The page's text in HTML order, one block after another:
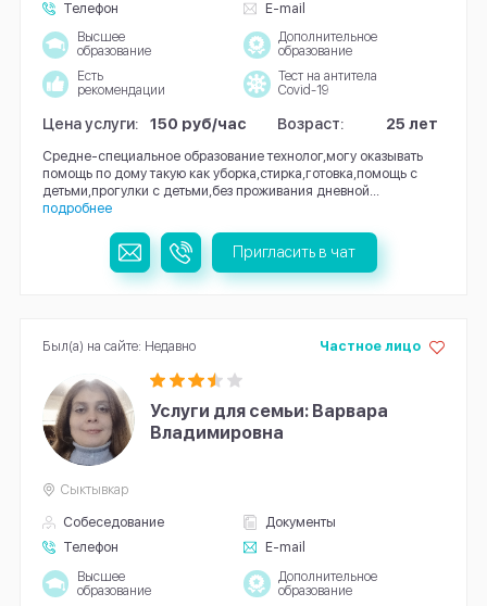
Телефон
E-mail
Высшее
образование
Дополнительное
образование
Есть
рекомендации
Тест на антитела
Covid-19
Цена услуги: 150 руб/час Возраст: 25 лет
Средне-специальное образование технолог,могу оказывать
помощь по дому такую как уборка,стирка,готовка,помощь с
детьми,прогулки с детьми,без проживания дневной...
подробнее
Пригласить в чат
Услуги для семьи: Варвара
Владимировна
Собеседование
Документы
Телефон
E-mail
Частное лицо
Сыктывкар
Высшее
образование
Дополнительное
образование
Был(а) на сайте: Недавно